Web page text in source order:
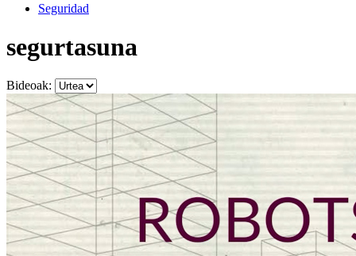
Seguridad
segurtasuna
Bideoak: